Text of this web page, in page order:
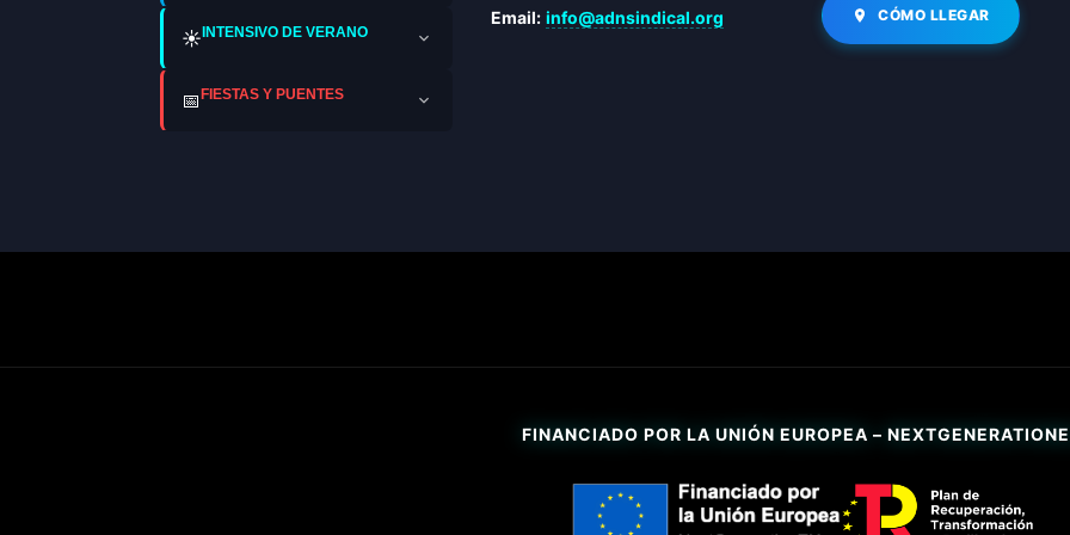
☀️INTENSIVO DE VERANO
📅FIESTAS Y PUENTES
Email: info@adnsindical.org CÓMO LLEGAR
FINANCIADO POR LA UNIÓN EUROPEA –